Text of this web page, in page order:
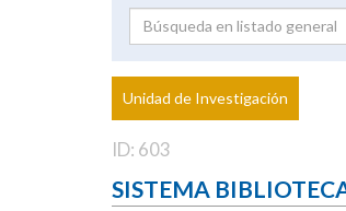
Proyecto
Unidad de Investigación
ID: 603
SISTEMA